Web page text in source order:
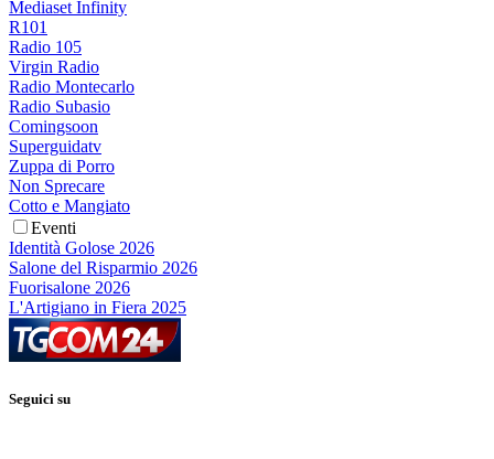
Mediaset Infinity
R101
Radio 105
Virgin Radio
Radio Montecarlo
Radio Subasio
Comingsoon
Superguidatv
Zuppa di Porro
Non Sprecare
Cotto e Mangiato
Eventi
Identità Golose 2026
Salone del Risparmio 2026
Fuorisalone 2026
L'Artigiano in Fiera 2025
Seguici su